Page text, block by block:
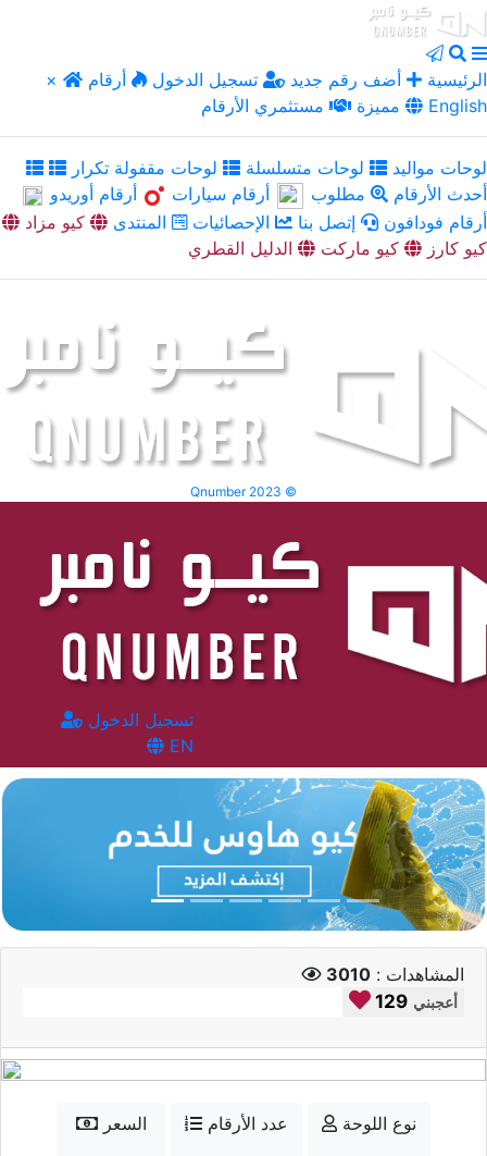
× الرئيسية أضف رقم جديد تسجيل الدخول
أرقام
مميزة
مستثمري الأرقام English
لوحات مواليد لوحات متسلسلة
لوحات مقفولة تكرار
أحدث الأرقام
مطلوب أرقام سيارات
أرقام أوريدو
أرقام فودافون
إتصل بنا الإحصائيات المنتدى
كيو مزاد
كيو كارز
كيو ماركت الدليل القطري
Qnumber 2023 ©
تسجيل الدخول
EN